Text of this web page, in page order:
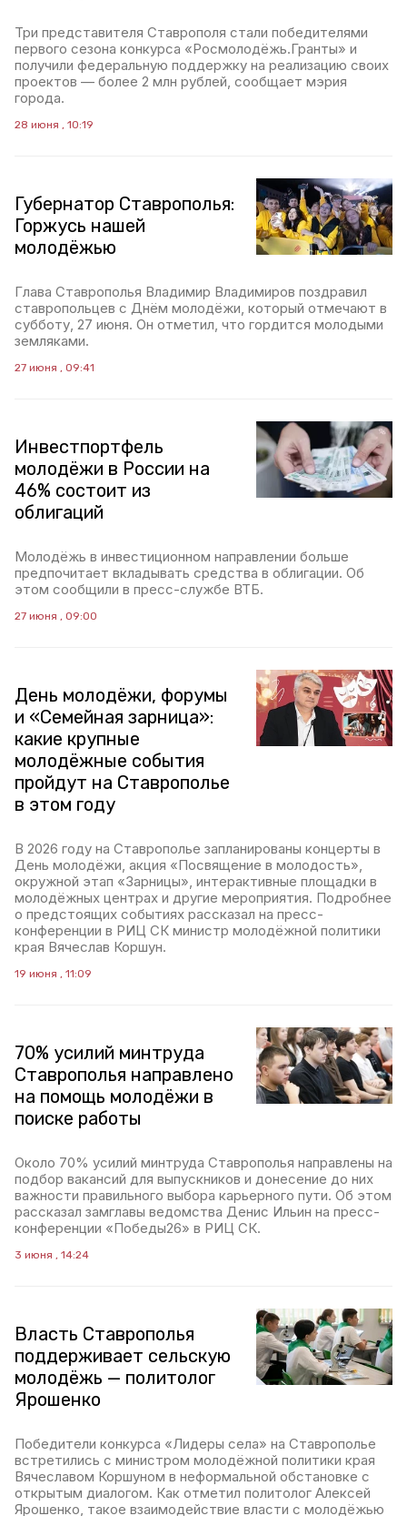
Три представителя Ставрополя стали победителями
первого сезона конкурса «Росмолодёжь.Гранты» и
получили федеральную поддержку на реализацию своих
проектов — более 2 млн рублей, сообщает мэрия
города.
28 июня , 10:19
Губернатор Ставрополья:
Горжусь нашей
молодёжью
Глава Ставрополья Владимир Владимиров поздравил
ставропольцев с Днём молодёжи, который отмечают в
субботу, 27 июня. Он отметил, что гордится молодыми
земляками.
27 июня , 09:41
Инвестпортфель
молодёжи в России на
46% состоит из
облигаций
Молодёжь в инвестиционном направлении больше
предпочитает вкладывать средства в облигации. Об
этом сообщили в пресс-службе ВТБ.
27 июня , 09:00
День молодёжи, форумы
и «Семейная зарница»:
какие крупные
молодёжные события
пройдут на Ставрополье
в этом году
В 2026 году на Ставрополье запланированы концерты в
День молодёжи, акция «Посвящение в молодость»,
окружной этап «Зарницы», интерактивные площадки в
молодёжных центрах и другие мероприятия. Подробнее
о предстоящих событиях рассказал на пресс-
конференции в РИЦ СК министр молодёжной политики
края Вячеслав Коршун.
19 июня , 11:09
70% усилий минтруда
Ставрополья направлено
на помощь молодёжи в
поиске работы
Около 70% усилий минтруда Ставрополья направлены на
подбор вакансий для выпускников и донесение до них
важности правильного выбора карьерного пути. Об этом
рассказал замглавы ведомства Денис Ильин на пресс-
конференции «Победы26» в РИЦ СК.
3 июня , 14:24
Власть Ставрополья
поддерживает сельскую
молодёжь — политолог
Ярошенко
Победители конкурса «Лидеры села» на Ставрополье
встретились с министром молодёжной политики края
Вячеславом Коршуном в неформальной обстановке с
открытым диалогом. Как отметил политолог Алексей
Ярошенко, такое взаимодействие власти с молодёжью